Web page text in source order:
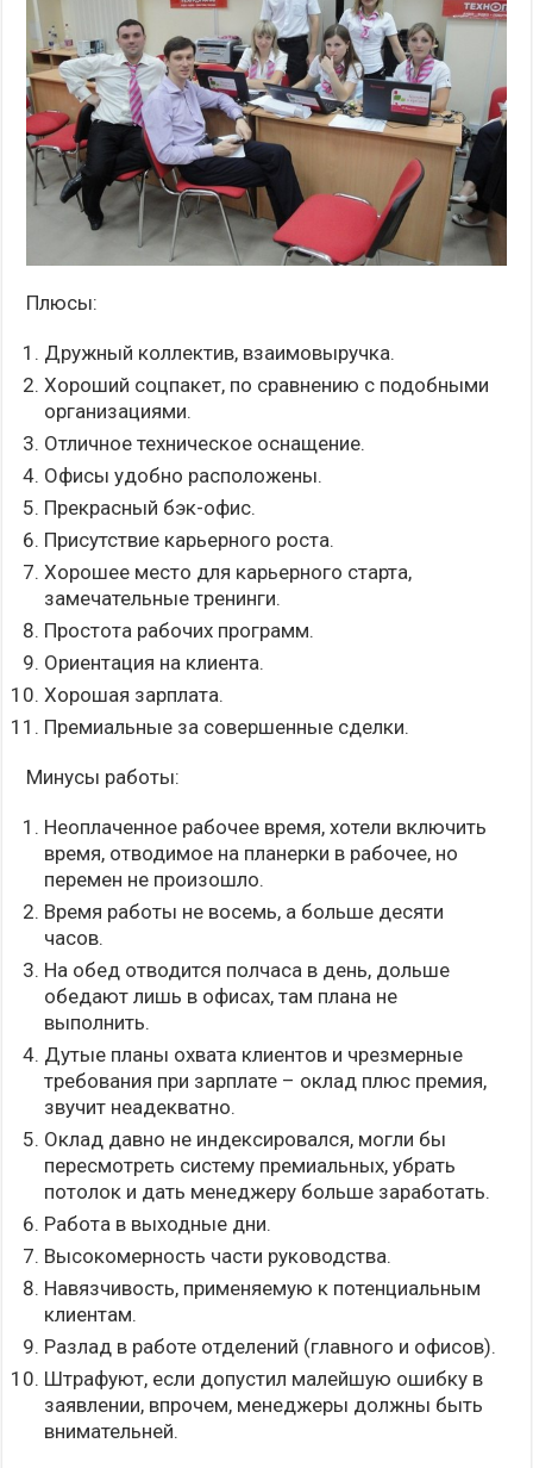
Плюсы:
Дружный коллектив, взаимовыручка.
Хороший соцпакет, по сравнению с подобными
организациями.
Отличное техническое оснащение.
Офисы удобно расположены.
Прекрасный бэк-офис.
Присутствие карьерного роста.
Хорошее место для карьерного старта,
замечательные тренинги.
Простота рабочих программ.
Ориентация на клиента.
Хорошая зарплата.
Премиальные за совершенные сделки.
Минусы работы:
Неоплаченное рабочее время, хотели включить
время, отводимое на планерки в рабочее, но
перемен не произошло.
Время работы не восемь, а больше десяти
часов.
На обед отводится полчаса в день, дольше
обедают лишь в офисах, там плана не
выполнить.
Дутые планы охвата клиентов и чрезмерные
требования при зарплате – оклад плюс премия,
звучит неадекватно.
Оклад давно не индексировался, могли бы
пересмотреть систему премиальных, убрать
потолок и дать менеджеру больше заработать.
Работа в выходные дни.
Высокомерность части руководства.
Навязчивость, применяемую к потенциальным
клиентам.
Разлад в работе отделений (главного и офисов).
Штрафуют, если допустил малейшую ошибку в
заявлении, впрочем, менеджеры должны быть
внимательней.